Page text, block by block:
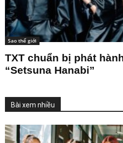
Sao thế giới
TXT chuẩn bị phát
“Setsuna Hanabi”
Bài xem nhiều